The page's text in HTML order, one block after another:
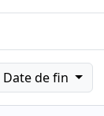
Date de fin